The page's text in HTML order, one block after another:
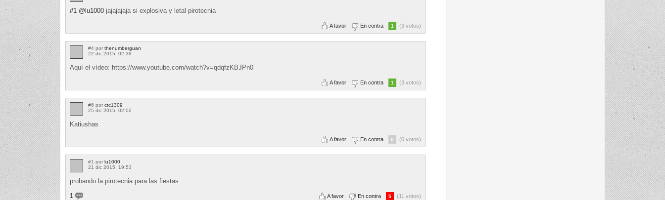
#1 @lu1000 jajajajaja si explosiva y letal pirotecnia
A favor En contra 1 (3 votos)
#4 por thenumberguan
22 dic 2015, 02:38
Aquí el vídeo: https://www.youtube.com/watch?v=qdqfzKBJPn0
A favor En contra 1 (3 votos)
#6 por ctc1309
25 dic 2015, 02:02
Katiushas
A favor En contra 0 (0 votos)
#1 por lu1000
21 dic 2015, 19:53
probando la pirotecnia para las fiestas
1
A favor En contra 5 (11 votos)